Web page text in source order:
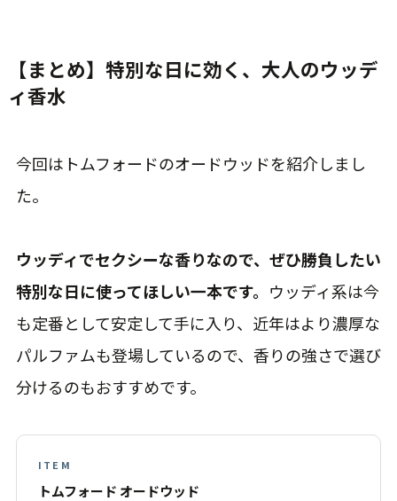
【まとめ】特別な日に効く、大人のウッデ
ィ香水
今回はトムフォードのオードウッドを紹介しまし
た。
ウッディでセクシーな香りなので、ぜひ勝負したい
特別な日に使ってほしい一本です。 ウッディ系は今
も定番として安定して手に入り、近年はより濃厚な
パルファムも登場しているので、香りの強さで選び
分けるのもおすすめです。
ITEM
トムフォード オードウッド